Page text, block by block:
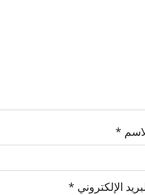
*
الإلكتروني *